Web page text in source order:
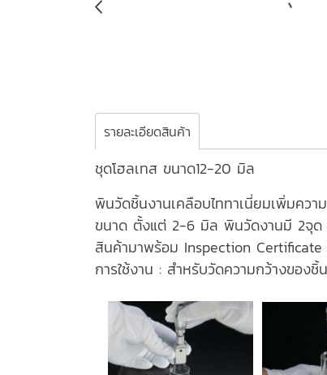
รายละเอียดสินค้า
ชุดโฮลเทส ขนาด12-20 มิล
พินวัดชิ้นงานเคลือบไททาเนี่ยมเพิ่มควา
ขนาด ตั้งแต่ 2-6 มิล พินวัดงานมี 2จุ
สินค้ามาพร้อม Inspection Certificate
การใช้งาน : สำหรับวัดความกว้างของชิ้